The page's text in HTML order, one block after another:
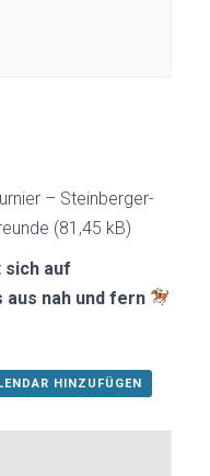
– Steinberger-
sich auf
nah und fern
HINZUFÜGEN